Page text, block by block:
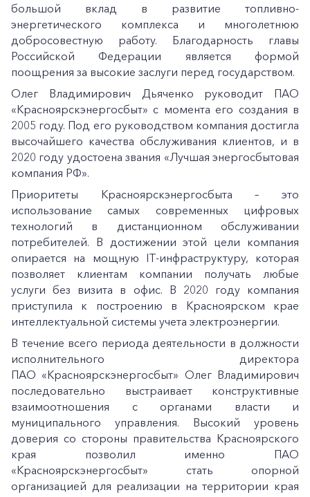
большой вклад в развитие топливно-
энергетического комплекса и многолетнюю
добросовестную работу. Благодарность главы
Российской Федерации является формой
поощрения за высокие заслуги перед государством.
Олег Владимирович Дьяченко руководит ПАО
«Красноярскэнергосбыт» с момента его создания в
2005 году. Под его руководством компания достигла
высочайшего качества обслуживания клиентов, и в
2020 году удостоена звания «Лучшая энергосбытовая
компания РФ».
Приоритеты Красноярскэнергосбыта – это
использование самых современных цифровых
технологий в дистанционном обслуживании
потребителей. В достижении этой цели компания
опирается на мощную IT-инфраструктуру, которая
позволяет клиентам компании получать любые
услуги без визита в офис. В 2020 году компания
приступила к построению в Красноярском крае
интеллектуальной системы учета электроэнергии.
В течение всего периода деятельности в должности
исполнительного директора
ПАО «Красноярскэнергосбыт» Олег Владимирович
последовательно выстраивает конструктивные
взаимоотношения с органами власти и
муниципального управления. Высокий уровень
доверия со стороны правительства Красноярского
края позволил именно ПАО
«Красноярскэнергосбыт» стать опорной
организацией для реализации на территории края